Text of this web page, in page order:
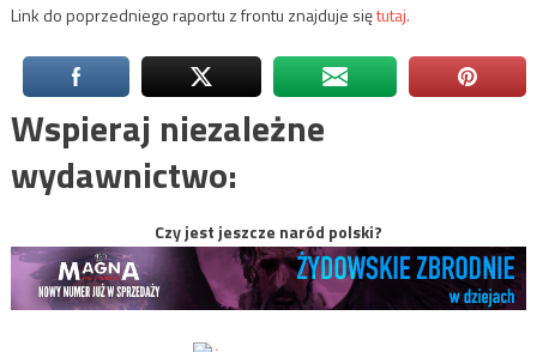
Link do poprzedniego raportu z frontu znajduje siętutaj.
Wspieraj niezależne
wydawnictwo:
Czy jest jeszcze naród polski?